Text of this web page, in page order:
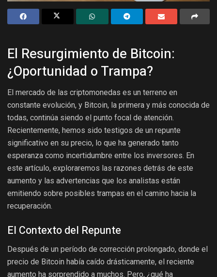
El Resurgimiento de Bitcoin:
¿Oportunidad o Trampa?
El mercado de las criptomonedas es un terreno en
constante evolución, y Bitcoin, la primera y más conocida de
todas, continúa siendo el punto focal de atención.
Recientemente, hemos sido testigos de un repunte
significativo en su precio, lo que ha generado tanto
esperanza como incertidumbre entre los inversores. En
este artículo, exploraremos las razones detrás de este
aumento y las advertencias que los analistas están
emitiendo sobre posibles trampas en el camino hacia la
recuperación.
El Contexto del Repunte
Después de un período de corrección prolongado, donde el
precio de Bitcoin había caído drásticamente, el reciente
aumento ha sorprendido a muchos. Pero, ¿qué ha